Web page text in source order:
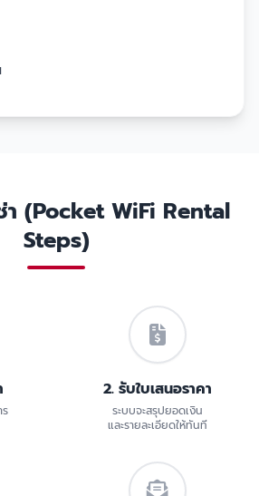
า (Pocket WiFi Rental
Steps)
2. รับใบเสนอราคา
ระบบจะสรุปยอดเงิน
และรายละเอียดให้ทันที